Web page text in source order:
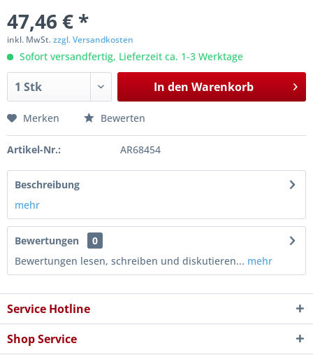
47,46 € *
inkl. MwSt.zzgl. Versandkosten
Sofort versandfertig, Lieferzeit ca. 1-3 Werktage
In den Warenkorb
Merken Bewerten
Artikel-Nr.: AR68454
Beschreibung
mehr
Bewertungen
0
Bewertungen lesen, schreiben und diskutieren... mehr
Service Hotline
Shop Service